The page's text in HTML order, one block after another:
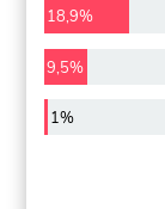
18,9%
9,5%
1%